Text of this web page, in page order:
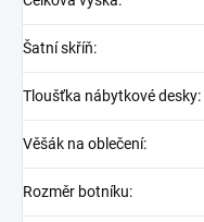
Šatní skříň:
Tloušťka nábytkové desky:
Věšák na oblečení:
Rozměr botníku: